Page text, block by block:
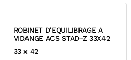
ROBINET D'EQUILIBRAGE A
VIDANGE ACS STAD-Z 33X42
33 x 42